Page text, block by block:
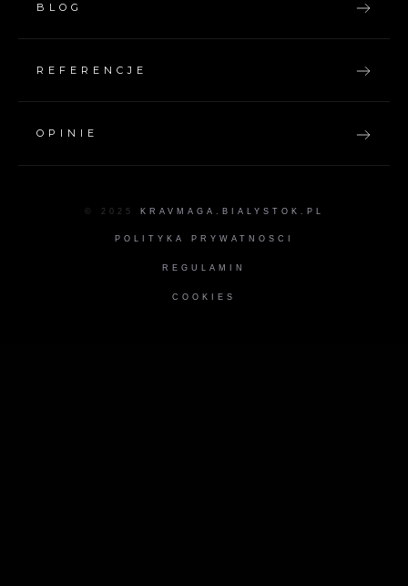
BLOG
REFERENCJE
OPINIE
© 2025 KRAVMAGA.BIALYSTOK.PL
POLITYKA PRYWATNOSCI
REGULAMIN
COOKIES